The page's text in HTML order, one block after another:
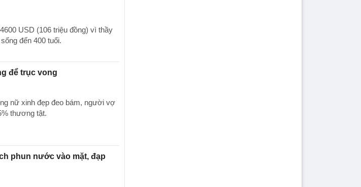
USD (106 triệu đồng) vì thầy
đến 400 tuổi.
để trục vong
nữ xinh đẹp đeo bám, người vợ
thương tật.
phun nước vào mặt, đạp